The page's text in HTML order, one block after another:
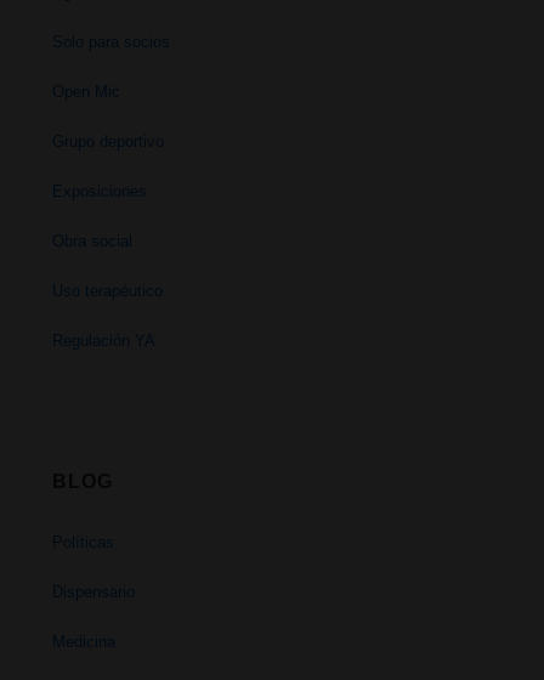
Solo para socios
Open Mic
Grupo deportivo
Exposiciones
Obra social
Uso terapéutico
Regulación YA
Políticas
Dispensario
Medicina